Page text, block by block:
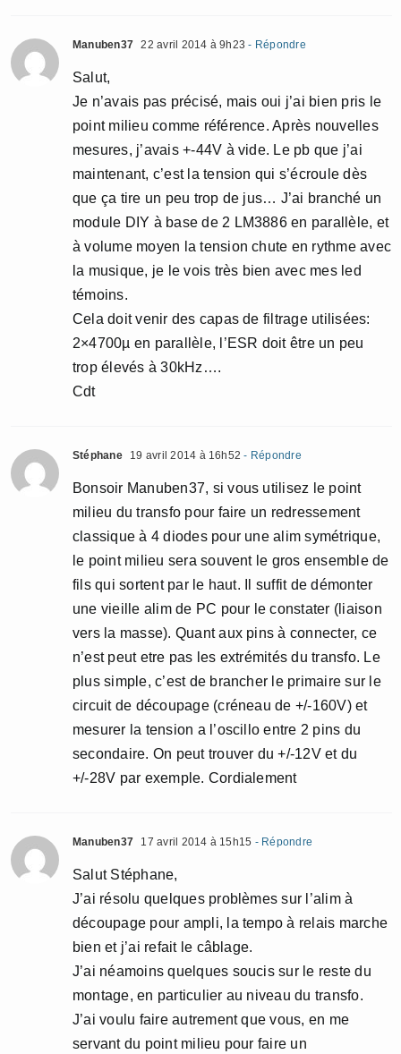
Manuben37 22 avril 2014 à 9h23 - Répondre
Salut,
Je n’avais pas précisé, mais oui j’ai bien pris le
point milieu comme référence. Après nouvelles
mesures, j’avais +-44V à vide. Le pb que j’ai
maintenant, c’est la tension qui s’écroule dès
que ça tire un peu trop de jus… J’ai branché un
module DIY à base de 2 LM3886 en parallèle, et
à volume moyen la tension chute en rythme avec
la musique, je le vois très bien avec mes led
témoins.
Cela doit venir des capas de filtrage utilisées:
2×4700µ en parallèle, l’ESR doit être un peu
trop élevés à 30kHz….
Cdt
Stéphane 19 avril 2014 à 16h52 - Répondre
Bonsoir Manuben37, si vous utilisez le point
milieu du transfo pour faire un redressement
classique à 4 diodes pour une alim symétrique,
le point milieu sera souvent le gros ensemble de
fils qui sortent par le haut. Il suffit de démonter
une vieille alim de PC pour le constater (liaison
vers la masse). Quant aux pins à connecter, ce
n’est peut etre pas les extrémités du transfo. Le
plus simple, c’est de brancher le primaire sur le
circuit de découpage (créneau de +/-160V) et
mesurer la tension a l’oscillo entre 2 pins du
secondaire. On peut trouver du +/-12V et du
+/-28V par exemple. Cordialement
Manuben37 17 avril 2014 à 15h15 - Répondre
Salut Stéphane,
J’ai résolu quelques problèmes sur l’alim à
découpage pour ampli, la tempo à relais marche
bien et j’ai refait le câblage.
J’ai néamoins quelques soucis sur le reste du
montage, en particulier au niveau du transfo.
J’ai voulu faire autrement que vous, en me
servant du point milieu pour faire un